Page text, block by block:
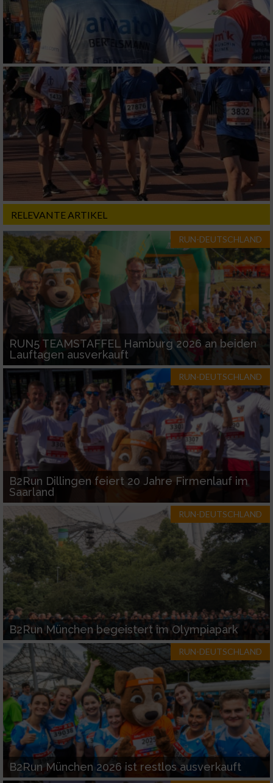
RELEVANTE ARTIKEL
RUN-DEUTSCHLAND
RUN5 TEAMSTAFFEL Hamburg 2026 an beiden
Lauftagen ausverkauft
RUN-DEUTSCHLAND
B2Run Dillingen feiert 20 Jahre Firmenlauf im
Saarland
RUN-DEUTSCHLAND
B2Run München begeistert im Olympiapark
RUN-DEUTSCHLAND
B2Run München 2026 ist restlos ausverkauft
Analyse von Zielgruppen durch Statistiken
oder Kombinationen von Daten aus
verschiedenen Quellen
Entwicklung und Verbesserung der Angebote
Verwendung reduzierter Daten zur Auswahl
von Inhalten
IAB-Besonderheiten:
Verwendung genauer Standortdaten
Geräte anhand von aktiv angeforderten
Informationen identifizieren
Nicht-IAB-Verarbeitungszwecke:
Notwendig
Performance
Funktional
Werbung